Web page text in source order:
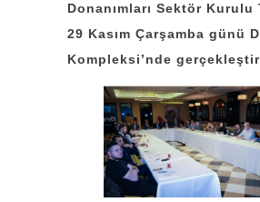
Donanımları Sektör Kurulu
29 Kasım Çarşamba günü
Kompleksi’nde